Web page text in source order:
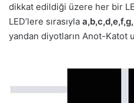
dikkat edildiği üzere her bir
LED’lere sırasıyla
yandan diyotların Anot-Katot